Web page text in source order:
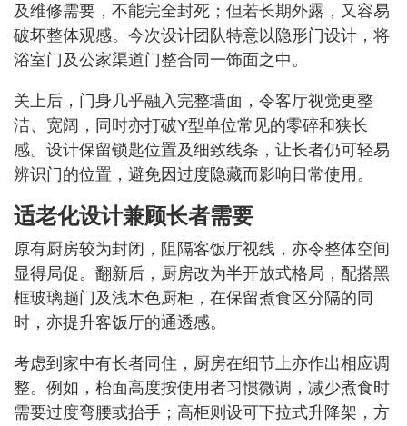
及维修需要，不能完全封死；但若长期外露，又容易
破坏整体观感。今次设计团队特意以隐形门设计，将
浴室门及公家渠道门整合同一饰面之中。
关上后，门身几乎融入完整墙面，令客厅视觉更整
洁、宽阔，同时亦打破Y型单位常见的零碎和狭长
感。设计保留锁匙位置及细致线条，让长者仍可轻易
辨识门的位置，避免因过度隐藏而影响日常使用。
适老化设计兼顾长者需要
原有厨房较为封闭，阻隔客饭厅视线，亦令整体空间
显得局促。翻新后，厨房改为半开放式格局，配搭黑
框玻璃趟门及浅木色厨柜，在保留煮食区分隔的同
时，亦提升客饭厅的通透感。
考虑到家中有长者同住，厨房在细节上亦作出相应调
整。例如，枱面高度按使用者习惯微调，减少煮食时
需要过度弯腰或抬手；高柜则设可下拉式升降架，方